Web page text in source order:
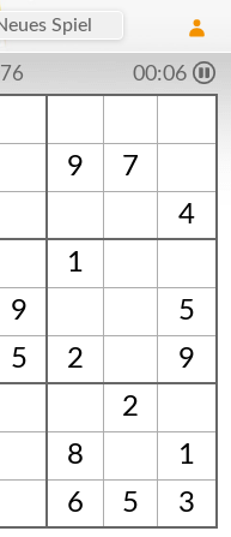
Spiel
00:06
9
7
4
1
9
5
5 2
9
2
8
1
6 5 3